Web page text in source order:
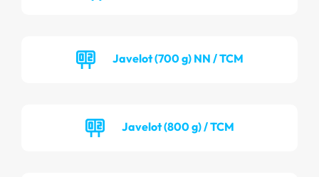
Javelot (700 g) NN / TCM
Javelot (800 g) / TCM